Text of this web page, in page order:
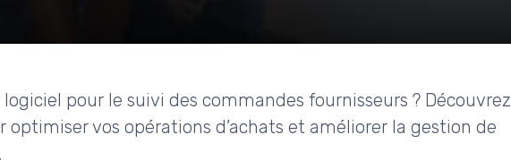
pour le suivi des commandes fournisseurs ? Découvrez
optimiser vos opérations d’achats et améliorer la gestion de